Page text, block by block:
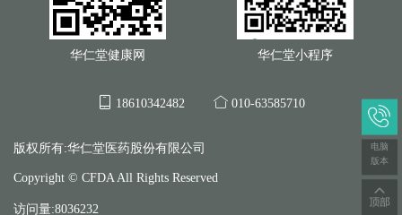
电脑
版本
华仁堂健康网 华仁堂小程序
18610342482 010-63585710
版权所有:华仁堂医药股份有限公司
Copyright © CFDA All Rights Reserved
访问量:8036232